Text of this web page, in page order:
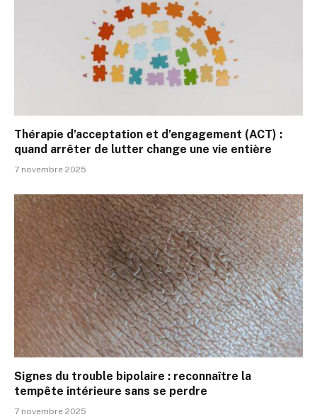
Thérapie d’acceptation et d’engagement (ACT) :
quand arrêter de lutter change une vie entière
7 novembre 2025
Signes du trouble bipolaire : reconnaître la
tempête intérieure sans se perdre
7 novembre 2025